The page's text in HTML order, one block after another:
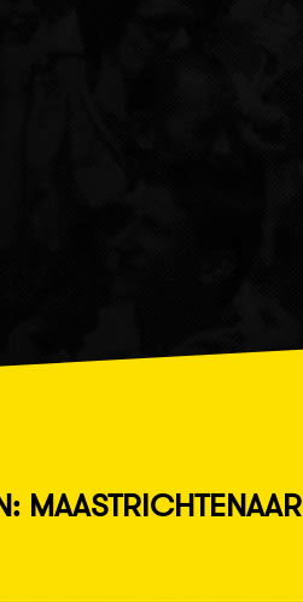
MAASTRICHTENAAR